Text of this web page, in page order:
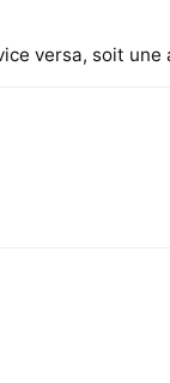
versa, soit